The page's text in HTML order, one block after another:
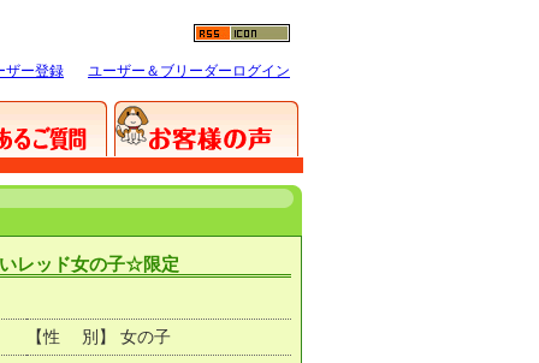
ザー登録 ユーザー＆ブリーダーログイン
レッド女の子☆限定
【性 別】 女の子